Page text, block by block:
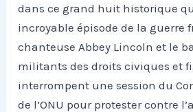
dans ce grand huit historique
incroyable épisode de la guerre
chanteuse Abbey Lincoln et le
militants des droits civiques et
interrompent une session du
de l’ONU pour protester contre